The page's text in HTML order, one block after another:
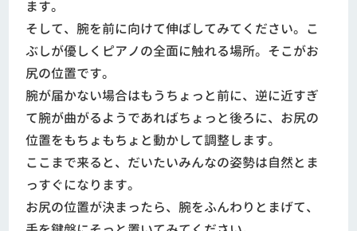
ます。
そして、腕を前に向けて伸ばしてみてください。こ
ぶしが優しくピアノの全面に触れる場所。そこがお
尻の位置です。
腕が届かない場合はもうちょっと前に、逆に近すぎ
て腕が曲がるようであればちょっと後ろに、お尻の
位置をもちょもちょと動かして調整します。
ここまで来ると、だいたいみんなの姿勢は自然とま
っすぐになります。
お尻の位置が決まったら、腕をふんわりとまげて、